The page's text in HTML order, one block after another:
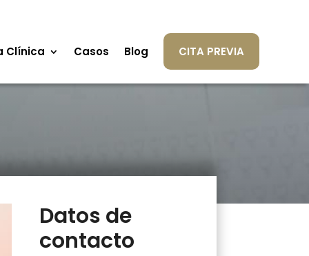
Clínica Casos Blog CITA PREVIA
Datos de
contacto